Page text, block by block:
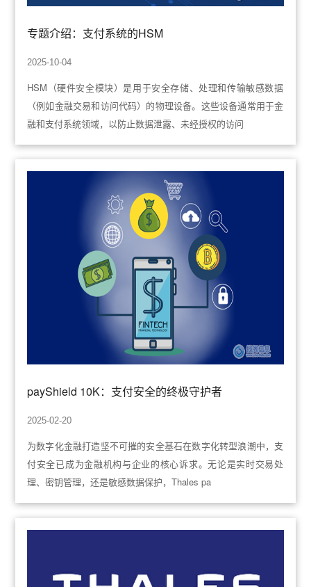
专题介绍：支付系统的HSM
2025-10-04
HSM（硬件安全模块）是用于安全存储、处理和传输敏感数据
（例如金融交易和访问代码）的物理设备。这些设备通常用于金
融和支付系统领域，以防止数据泄露、未经授权的访问
payShield 10K：支付安全的终极守护者
2025-02-20
为数字化金融打造坚不可摧的安全基石在数字化转型浪潮中，支
付安全已成为金融机构与企业的核心诉求。无论是实时交易处
理、密钥管理，还是敏感数据保护，Thales pa